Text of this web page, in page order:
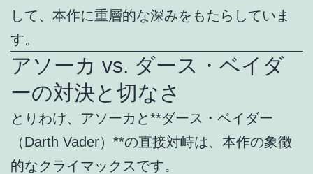
して、本作に重層的な深みをもたらしていま
す。
アソーカ vs. ダース・ベイダ
ーの対決と切なさ
とりわけ、アソーカと**ダース・ベイダー
（Darth Vader）**の直接対峙は、本作の象徴
的なクライマックスです。